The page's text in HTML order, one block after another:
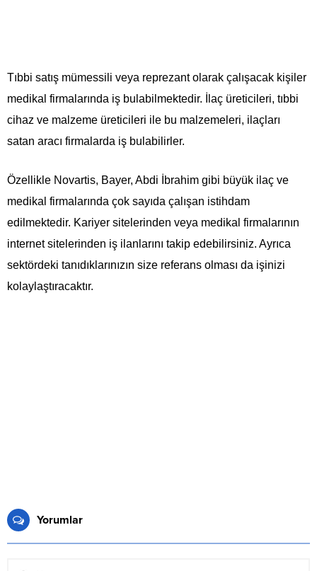
Tıbbi satış mümessili veya reprezant olarak çalışacak kişiler
medikal firmalarında iş bulabilmektedir. İlaç üreticileri, tıbbi
cihaz ve malzeme üreticileri ile bu malzemeleri, ilaçları
satan aracı firmalarda iş bulabilirler.
Özellikle Novartis, Bayer, Abdi İbrahim gibi büyük ilaç ve
medikal firmalarında çok sayıda çalışan istihdam
edilmektedir. Kariyer sitelerinden veya medikal firmalarının
internet sitelerinden iş ilanlarını takip edebilirsiniz. Ayrıca
sektördeki tanıdıklarınızın size referans olması da işinizi
kolaylaştıracaktır.
Yorumlar